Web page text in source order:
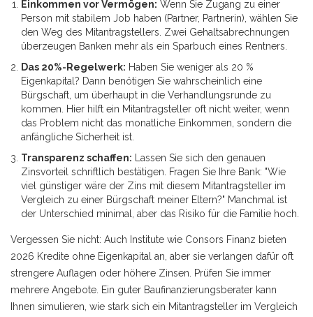
Einkommen vor Vermögen: Wenn Sie Zugang zu einer
Person mit stabilem Job haben (Partner, Partnerin), wählen Sie
den Weg des Mitantragstellers. Zwei Gehaltsabrechnungen
überzeugen Banken mehr als ein Sparbuch eines Rentners.
Das 20%-Regelwerk: Haben Sie weniger als 20 %
Eigenkapital? Dann benötigen Sie wahrscheinlich eine
Bürgschaft, um überhaupt in die Verhandlungsrunde zu
kommen. Hier hilft ein Mitantragsteller oft nicht weiter, wenn
das Problem nicht das monatliche Einkommen, sondern die
anfängliche Sicherheit ist.
Transparenz schaffen: Lassen Sie sich den genauen
Zinsvorteil schriftlich bestätigen. Fragen Sie Ihre Bank: "Wie
viel günstiger wäre der Zins mit diesem Mitantragsteller im
Vergleich zu einer Bürgschaft meiner Eltern?" Manchmal ist
der Unterschied minimal, aber das Risiko für die Familie hoch.
Vergessen Sie nicht: Auch Institute wie Consors Finanz bieten
2026 Kredite ohne Eigenkapital an, aber sie verlangen dafür oft
strengere Auflagen oder höhere Zinsen. Prüfen Sie immer
mehrere Angebote. Ein guter Baufinanzierungsberater kann
Ihnen simulieren, wie stark sich ein Mitantragsteller im Vergleich